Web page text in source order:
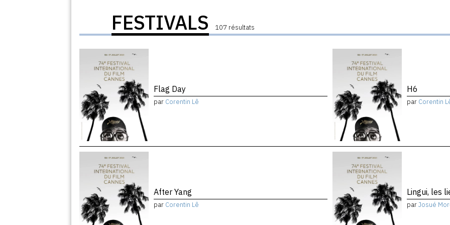
FESTIVALS 107 résultats
Flag Day
par Corentin Lê
H6
par Corentin
After Yang
par Corentin Lê
Lingui, les
parJosué